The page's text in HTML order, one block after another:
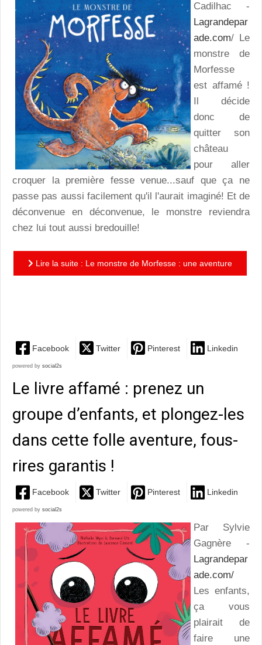
Cadilhac -
Lagrandepar
ade.com/ Le
monstre de
Morfesse
est affamé !
Il décide
donc de
quitter son
château
pour aller
croquer la première fesse venue...sauf que ça ne
passe pas aussi facilement qu'il l'aurait imaginé! Et de
déconvenue en déconvenue, le monstre reviendra
chez lui tout aussi bredouille!
Lire la suite : Le monstre de Morfesse : une aventure
Facebook Twitter Pinterest Linkedin
powered by social2s
Le livre affamé : prenez un
groupe d’enfants, et plongez-les
dans cette folle aventure, fous-
rires garantis !
Facebook Twitter Pinterest Linkedin
powered by social2s
Par Sylvie
Gagnère -
Lagrandepar
ade.com/
Les enfants,
ça vous
plairait de
faire une